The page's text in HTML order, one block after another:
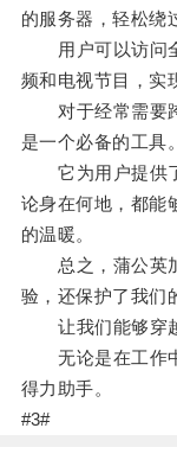
的服务器，轻松绕
用户可以访问全
频和电视节目，实
对于经常需要跨
是一个必备的工具。
它为用户提供了
论身在何地，都能
的温暖。
总之，蒲公英加
验，还保护了我们
让我们能够穿越
无论是在工作中
得力助手。
#3#